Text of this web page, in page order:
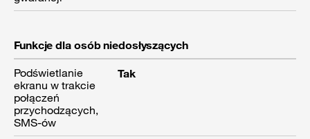
Funkcje dla osób niedosłyszących
Podświetlanie
ekranu w trakcie
połączeń
przychodzących,
SMS-ów
Tak